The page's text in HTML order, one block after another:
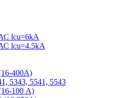
lcu=6kA
lcu=4.5kA
400А)
5343, 5541, 5543
100 А)